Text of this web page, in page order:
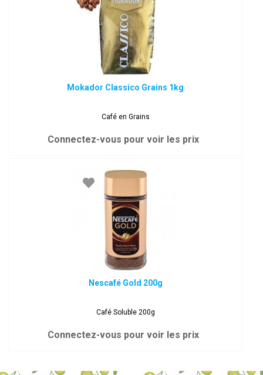
Mokador Classico Grains 1kg
Café en Grains
Connectez-vous pour voir les prix
Nescafé Gold 200g
Café Soluble 200g
Connectez-vous pour voir les prix